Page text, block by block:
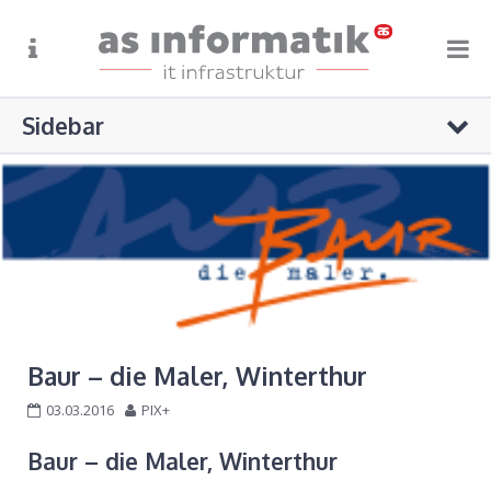
+41 71 622 55 66
info@as-info.ch
Oberfeldstrasse 9, Weinfelden
STARTSEITE
ÜBER UNS
ANGEBOT
REFERENZEN
KONTAKT
Sidebar
Baur – die Maler, Winterthur
03.03.2016 PIX+
Baur – die Maler, Winterthur